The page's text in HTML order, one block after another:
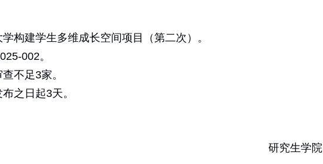
构建学生多维成长空间项目（第二次）。
002。
不足3家。
之日起3天。
生学院